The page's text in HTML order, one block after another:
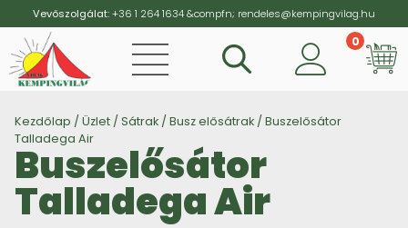
Vevőszolgálat:+36 1 264 1634&compfn; rendeles@kempingvilag.hu
0
Kezdőlap / Üzlet / Sátrak / Busz elősátrak / Buszelősátor
Talladega Air
Buszelősátor
Talladega Air